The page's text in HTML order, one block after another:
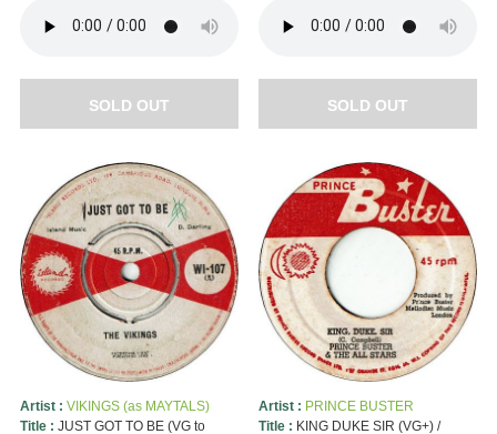
SOLD OUT SOLD OUT
Artist : VIKINGS (as MAYTALS)
Title : JUST GOT TO BE (VG to
Artist : PRINCE BUSTER
Title : KING DUKE SIR (VG+) /